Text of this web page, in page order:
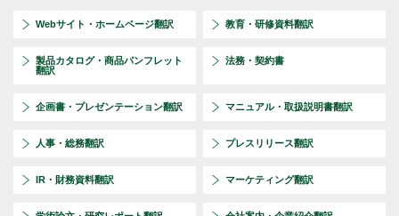
Webサイト・ホームページ翻訳 教育・研修資料翻訳
製品カタログ・商品パンフレット
翻訳
法務・契約書
企画書・プレゼンテーション翻訳 マニュアル・取扱説明書翻訳
人事・総務翻訳 プレスリリース翻訳
IR・財務資料翻訳 マーケティング翻訳